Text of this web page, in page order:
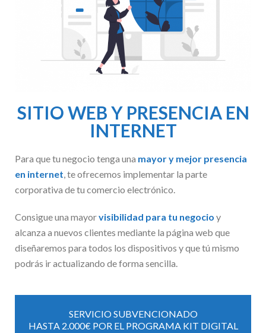
SITIO WEB Y PRESENCIA EN
INTERNET
Para que tu negocio tenga una mayor y mejor presencia
en internet , te ofrecemos implementar la parte
corporativa de tu comercio electrónico.
Consigue una mayorvisibilidad para tu negocio y
alcanza a nuevos clientes mediante la página web que
diseñaremos para todos los dispositivos y que tú mismo
podrás ir actualizando de forma sencilla.
SERVICIO SUBVENCIONADO
HASTA 2.000€ POR EL PROGRAMA KIT DIGITAL